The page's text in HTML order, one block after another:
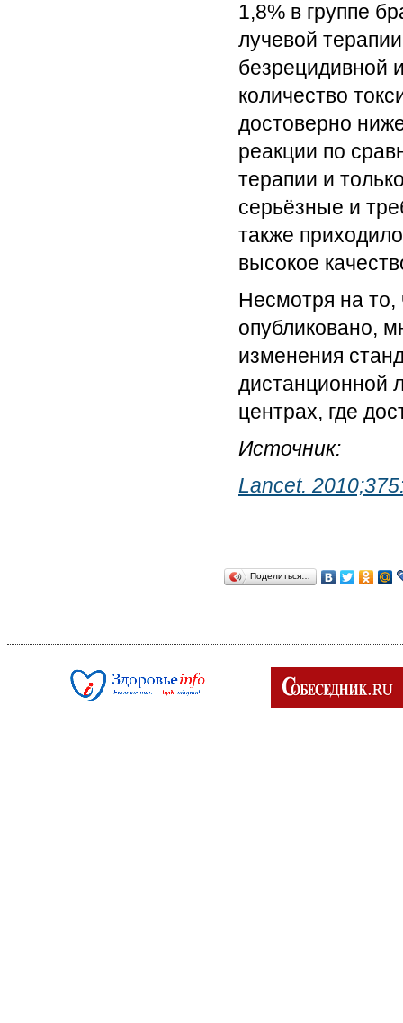
1,8% в группе
лучевой
безрецидивной
количество
достоверно
реакции по
терапии и
серьёзные и
также
высокое
Несмотря на то,
опубликовано,
изменения
дистанционной
центрах, где
Источник:
Lancet.
Поделиться…